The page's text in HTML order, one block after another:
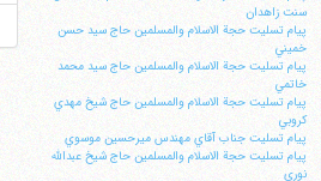
سنت زاهدان
پيام تسليت حجة الاسلام والمسلمين حاج سيد حسن
خميني
پيام تسليت حجة الاسلام والمسلمين حاج سيد محمد
خاتمي
پيام تسليت حجة الاسلام والمسلمين حاج شيخ مهدي
كروبي
پيام تسليت جناب آقاي مهندس ميرحسين موسوي
پيام تسليت حجة الاسلام والمسلمين حاج شيخ عبدالله
نوري